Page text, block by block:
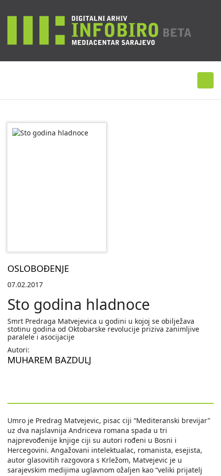
OSLOBOĐENJE
07.02.2017
Sto godina hladnoce
Smrt Predraga Matvejevica u godini u kojoj se obilježava
stotinu godina od Oktobarske revolucije priziva zanimljive
paralele i asocijacije
Autori:
MUHAREM BAZDULJ
Umro je Predrag Matvejevic, pisac ciji “Mediteranski brevijar”
uz dva najslavnija Andriceva romana spada u tri
najprevođenije knjige ciji su autori rođeni u Bosni i
Hercegovini. Angažovani intelektualac, romanista, esejista,
autor glasovitih razgovora s Krležom, Matvejevic je u
sarajevskim medijima uglavnom ožaljen kao “veliki prijatelj